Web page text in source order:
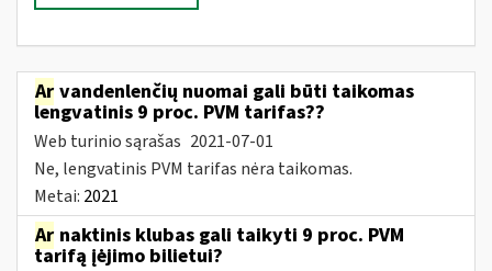
Ar vandenlenčių nuomai gali būti taikomas
lengvatinis 9 proc. PVM tarifas??
Web turinio sąrašas 2021-07-01
Ne, lengvatinis PVM tarifas nėra taikomas.
Metai: 2021
Ar naktinis klubas gali taikyti 9 proc. PVM
tarifą įėjimo bilietui?